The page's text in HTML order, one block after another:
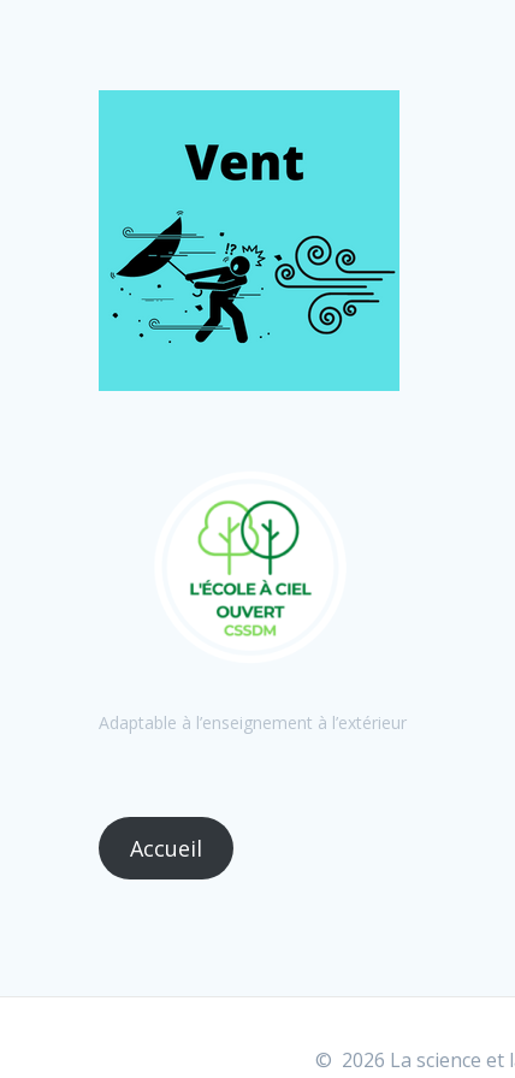
Adaptable à l’enseignement à l’extérieur
Accueil
© 2026 La science et